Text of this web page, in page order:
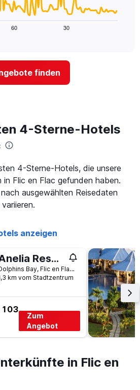
60 30
finden
4-Sterne-Hotels
4-Sterne-Hotels, die unsere
in Flic en Flac gefunden haben.
ausgewählten Reisedaten
anzeigen
Anelia Resort & Spa
Dolphins Bay, Flic en Flac, Mauritius
km vom Stadtzentrum
103
Zum
Angebot
in Flic en